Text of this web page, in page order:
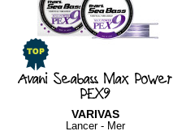
Avani Seabass Max Power
PEX9
VARIVAS
Lancer - Mer